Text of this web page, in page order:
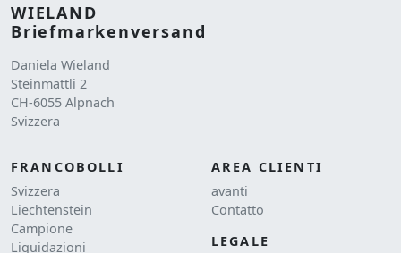
WIELAND
Briefmarkenversand
Daniela Wieland
Steinmattli 2
CH-6055 Alpnach
Svizzera
FRANCOBOLLI
Svizzera
Liechtenstein
Campione
Liquidazioni
AREA CLIENTI
avanti
Contatto
LEGALE